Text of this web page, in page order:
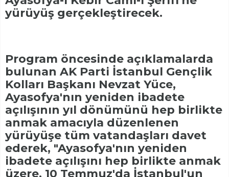
yürüyüş gerçekleştirecek.
Program öncesinde açıklamalarda
bulunan AK Parti İstanbul Gençlik
Kolları Başkanı Nevzat Yüce,
Ayasofya'nın yeniden ibadete
açılışının yıl dönümünü hep birlikte
anmak amacıyla düzenlenen
yürüyüşe tüm vatandaşları davet
ederek, "Ayasofya'nın yeniden
ibadete açılışını hep birlikte anmak
üzere, 10 Temmuz'da İstanbul'un